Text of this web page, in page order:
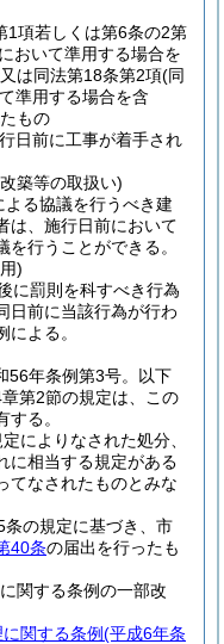
1項若しくは第6条の2第
おいて準用する場合を
は同法第18条第2項(同
準用する場合を含
もの
日前に工事が着手され
築等の取扱い)
よる協議を行うべき建
は、施行日前において
行うことができる。
)
に罰則を科すべき行為
日前に当該行為が行わ
よる。
56年条例第3号。以下
第2節の規定は、この
る。
によりなされた処分、
に相当する規定がある
てなされたものとみな
の規定に基づき、市
40条の届出を行ったも
関する条例の一部改
関する条例(平成6年条